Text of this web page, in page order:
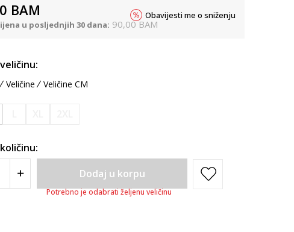
BAM
u posljednjih 30 dana: 90,00 BAM
Obavijesti me o sniženju
Veličine Veličine CM
Dodaj u korpu
Potrebno je odabrati željenu veličinu